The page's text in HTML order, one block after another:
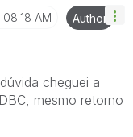
08:18 AM Author
cheguei a
mesmo retorno